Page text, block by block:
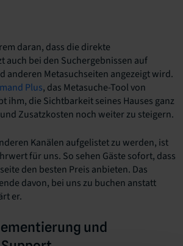
daran, dass die direkte
auch bei den Suchergebnissen auf
anderen Metasuchseiten angezeigt wird.
Plus, das Metasuche-Tool von
ihm, die Sichtbarkeit seines Hauses ganz
Zusatzkosten noch weiter zu steigern.
Kanälen aufgelistet zu werden, ist
für uns. So sehen Gäste sofort, dass
den besten Preis anbieten. Das
davon, bei uns zu buchen anstatt
er.
und